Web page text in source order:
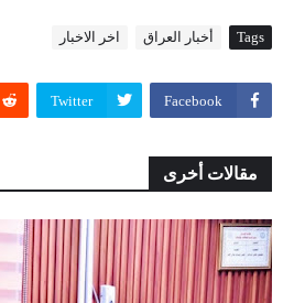
Tags أخبار العراق اخر الاخبار
Facebook
Twitter
مقالات أخرى